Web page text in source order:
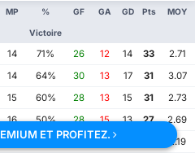
MP %
Victoire
GF GA GD Pts MOY
14 71% 26 12 14 33
2.71
14 64% 30 13 17 31
3.07
15 60% 28 13 15 31
2.73
16 50% 28 15 13 27
2.69
16 44% 21 14 2.19
ET PROFITEZ.